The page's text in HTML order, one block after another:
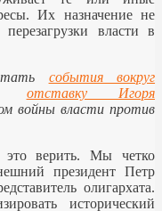
Их назначение не
власти в
события вокруг
отставку Игоря
войны власти против
верить. Мы четко
президент Петр
олигархата.
исторический